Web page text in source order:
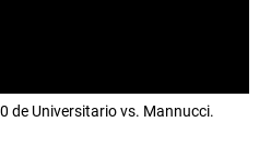
de Universitario vs. Mannucci.